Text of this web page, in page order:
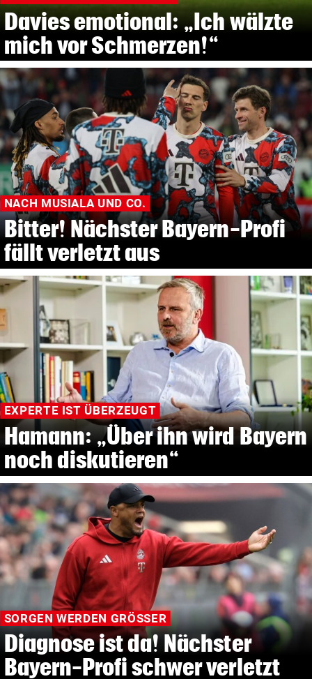
Davies emotional: „Ich wälzte
mich vor Schmerzen!“
NACH MUSIALA UND CO.
Bitter! Nächster Bayern-Profi
fällt verletzt aus
EXPERTE IST ÜBERZEUGT
Hamann: „Über ihn wird Bayern
noch diskutieren“
SORGEN WERDEN GRÖSSER
Diagnose ist da! Nächster
Bayern-Profi schwer verletzt